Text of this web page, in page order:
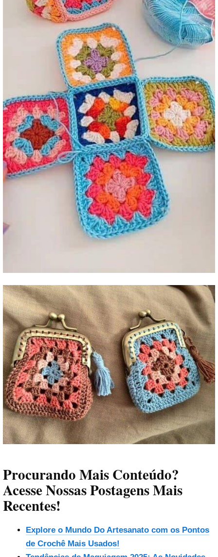
Procurando Mais Conteúdo?
Acesse Nossas Postagens Mais
Recentes!
Explore o Mundo Do Artesanato com os Pontos
de Crochê Mais Usados!